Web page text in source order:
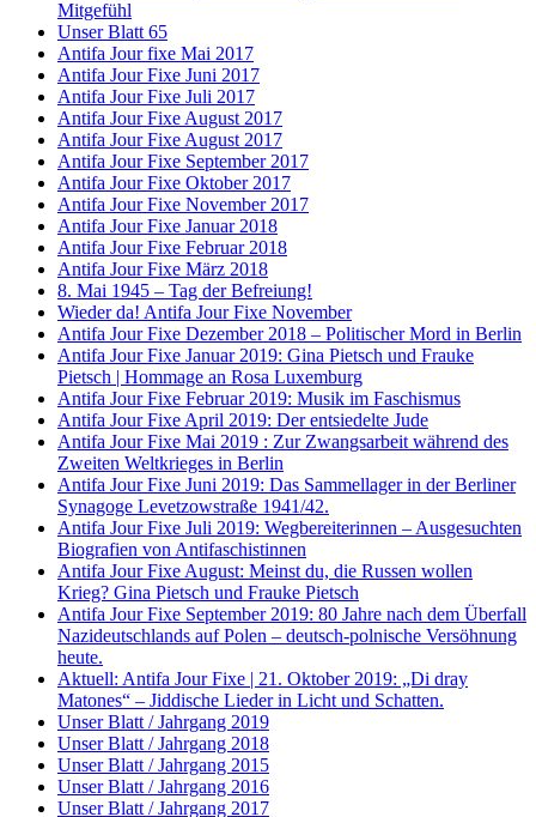
Mitgefühl
Unser Blatt 65
Antifa Jour fixe Mai 2017
Antifa Jour Fixe Juni 2017
Antifa Jour Fixe Juli 2017
Antifa Jour Fixe August 2017
Antifa Jour Fixe August 2017
Antifa Jour Fixe September 2017
Antifa Jour Fixe Oktober 2017
Antifa Jour Fixe November 2017
Antifa Jour Fixe Januar 2018
Antifa Jour Fixe Februar 2018
Antifa Jour Fixe März 2018
8. Mai 1945 – Tag der Befreiung!
Wieder da! Antifa Jour Fixe November
Antifa Jour Fixe Dezember 2018 – Politischer Mord in Berlin
Antifa Jour Fixe Januar 2019: Gina Pietsch und Frauke
Pietsch | Hommage an Rosa Luxemburg
Antifa Jour Fixe Februar 2019: Musik im Faschismus
Antifa Jour Fixe April 2019: Der entsiedelte Jude
Antifa Jour Fixe Mai 2019 : Zur Zwangsarbeit während des
Zweiten Weltkrieges in Berlin
Antifa Jour Fixe Juni 2019: Das Sammellager in der Berliner
Synagoge Levetzowstraße 1941/42.
Antifa Jour Fixe Juli 2019: Wegbereiterinnen – Ausgesuchten
Biografien von Antifaschistinnen
Antifa Jour Fixe August: Meinst du, die Russen wollen
Krieg? Gina Pietsch und Frauke Pietsch
Antifa Jour Fixe September 2019: 80 Jahre nach dem Überfall
Nazideutschlands auf Polen – deutsch-polnische Versöhnung
heute.
Aktuell: Antifa Jour Fixe | 21. Oktober 2019: „Di dray
Matones“ – Jiddische Lieder in Licht und Schatten.
Unser Blatt / Jahrgang 2019
Unser Blatt / Jahrgang 2018
Unser Blatt / Jahrgang 2015
Unser Blatt / Jahrgang 2016
Unser Blatt / Jahrgang 2017